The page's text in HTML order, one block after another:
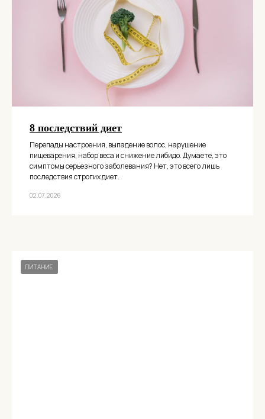
8 последствий диет
Перепады настроения, выпадение волос, нарушение
пищеварения, набор веса и снижение либидо. Думаете, это
симптомы серьезного заболевания? Нет, это всего лишь
последствия строгих диет.
02.07.2026
ПИТАНИЕ